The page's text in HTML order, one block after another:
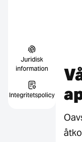
Juridisk
information
Integritetspolicy